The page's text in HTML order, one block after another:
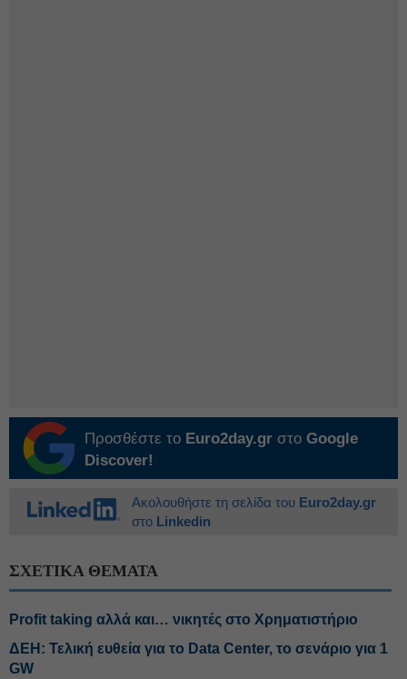
Προσθέστε το Euro2day.gr στο Google
Discover!
Ακολουθήστε τη σελίδα του Euro2day.gr
στο Linkedin
ΣΧΕΤΙΚΑ ΘΕΜΑΤΑ
Profit taking αλλά και… νικητές στο Χρηματιστήριο
ΔΕΗ: Τελική ευθεία για το Data Center, το σενάριο για 1
GW